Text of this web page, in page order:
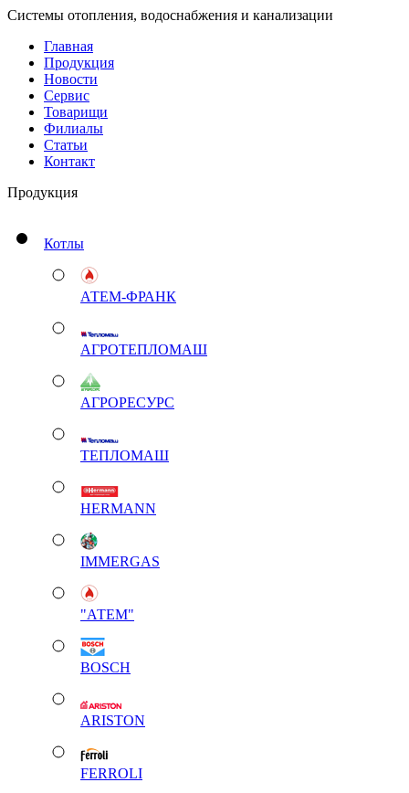
Системы отопления, водоснабжения и канализации
Главная
Продукция
Новости
Сервис
Товарищи
Филиалы
Статьи
Контакт
Продукция
Котлы
АТЕМ-ФРАНК
АГРОТЕПЛОМАШ
АГРОРЕСУРС
ТЕПЛОМАШ
HERMANN
IMMERGAS
"АТЕМ"
BOSCH
ARISTON
FERROLI